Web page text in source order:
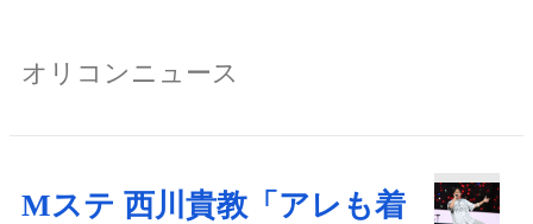
オリコンニュース
Mステ 西川貴教「アレも着